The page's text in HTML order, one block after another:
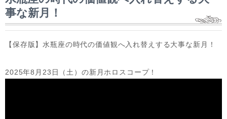
事な新月！
【保存版】水瓶座の時代の価値観へ入れ替えする大事な新月！
2025年8月23日（土）の新月ホロスコープ！